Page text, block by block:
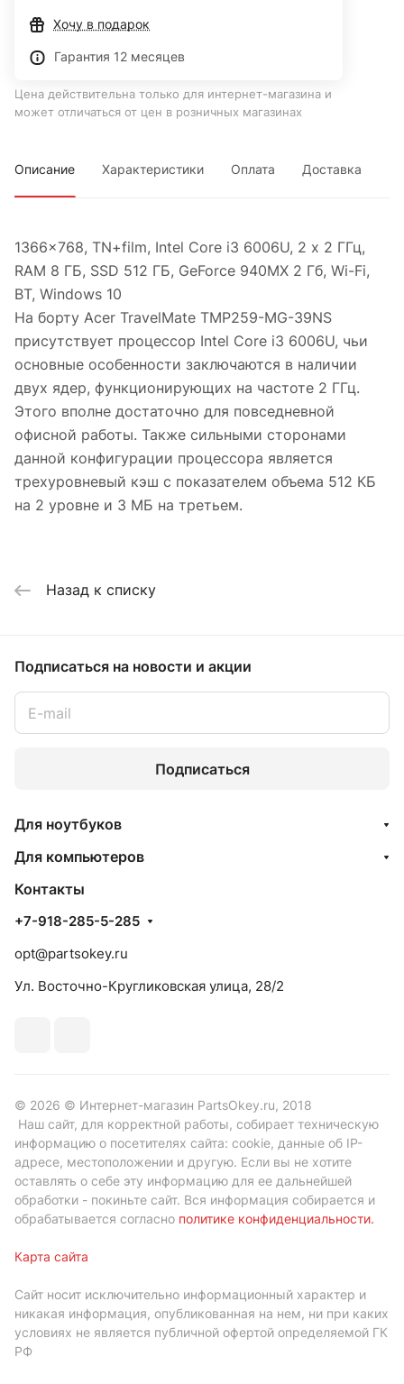
Хочу в подарок
Гарантия 12 месяцев
Цена действительна только для интернет-магазина и
может отличаться от цен в розничных магазинах
Описание Характеристики Оплата Доставка
1366x768, TN+film, Intel Core i3 6006U, 2 х 2 ГГц,
RAM 8 ГБ, SSD 512 ГБ, GeForce 940MX 2 Гб, Wi-Fi,
BT, Windows 10
На борту Acer TravelMate TMP259-MG-39NS
присутствует процессор Intel Core i3 6006U, чьи
основные особенности заключаются в наличии
двух ядер, функционирующих на частоте 2 ГГц.
Этого вполне достаточно для повседневной
офисной работы. Также сильными сторонами
данной конфигурации процессора является
трехуровневый кэш с показателем объема 512 КБ
на 2 уровне и 3 МБ на третьем.
Назад к списку
Подписаться на новости и акции
Подписаться
Для ноутбуков
Для компьютеров
Контакты
+7-918-285-5-285
opt@partsokey.ru
Ул. Восточно-Кругликовская улица, 28/2
© 2026 © Интернет-магазин PartsOkey.ru, 2018
Наш сайт, для корректной работы, собирает техническую
информацию о посетителях сайта: cookie, данные об IP-
адресе, местоположении и другую. Если вы не хотите
оставлять о себе эту информацию для ее дальнейшей
обработки - покиньте сайт. Вся информация собирается и
обрабатывается согласно политике конфиденциальности.
Карта сайта
Сайт носит исключительно информационный характер и
никакая информация, опубликованная на нем, ни при каких
условиях не является публичной офертой определяемой ГК
РФ